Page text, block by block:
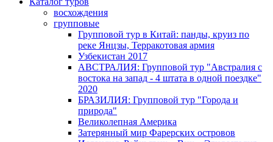
восхождения
групповые
Групповой тур в Китай: панды, круиз по
реке Янцзы, Терракотовая армия
Узбекистан 2017
АВСТРАЛИЯ: Групповой тур "Австралия с
востока на запад - 4 штата в одной поездке"
2020
БРАЗИЛИЯ: Групповой тур "Города и
природа"
Великолепная Америка
Затерянный мир Фарерских островов